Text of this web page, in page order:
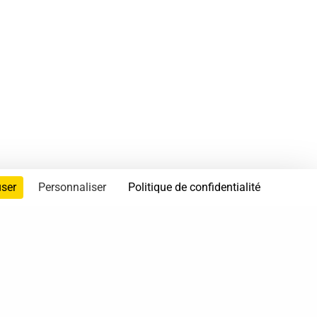
Personnaliser Politique de confidentialité